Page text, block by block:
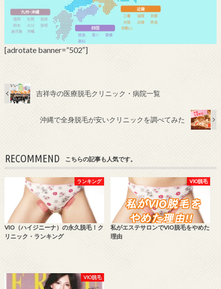
[adrotate banner=”502″]
吉祥寺の医療脱毛クリニック・病院一覧
沖縄で全身脱毛が安いクリニックを調べてみた
RECOMMEND こちらの記事も人気です。
ランキング
VIO（ハイジニーナ）の永久脱毛！ク
リニック・ランキング
VIO脱毛
私がエステサロンでVIO脱毛をやめた
理由
VIO脱毛